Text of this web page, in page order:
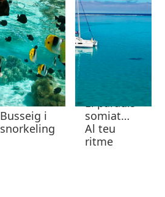
Busseig i
snorkeling
El paradís
somiat…
Al teu
ritme